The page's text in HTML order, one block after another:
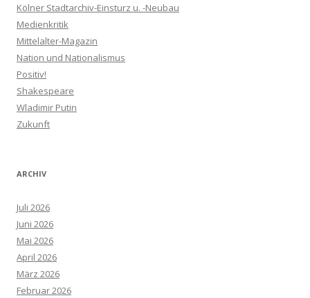
Kölner Stadtarchiv-Einsturz u. -Neubau
Medienkritik
Mittelalter-Magazin
Nation und Nationalismus
Positiv!
Shakespeare
Wladimir Putin
Zukunft
ARCHIV
Juli 2026
Juni 2026
Mai 2026
April 2026
März 2026
Februar 2026